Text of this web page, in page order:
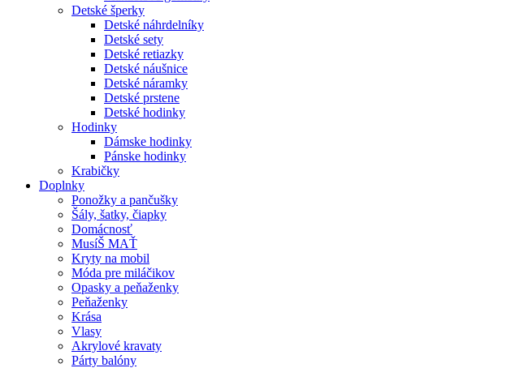
Detské šperky
Detské náhrdelníky
Detské sety
Detské retiazky
Detské náušnice
Detské náramky
Detské prstene
Detské hodinky
Hodinky
Dámske hodinky
Pánske hodinky
Krabičky
Doplnky
Ponožky a pančušky
Šály, šatky, čiapky
Domácnosť
MusíŠ MAŤ
Kryty na mobil
Móda pre miláčikov
Opasky a peňaženky
Peňaženky
Krása
Vlasy
Akrylové kravaty
Párty balóny